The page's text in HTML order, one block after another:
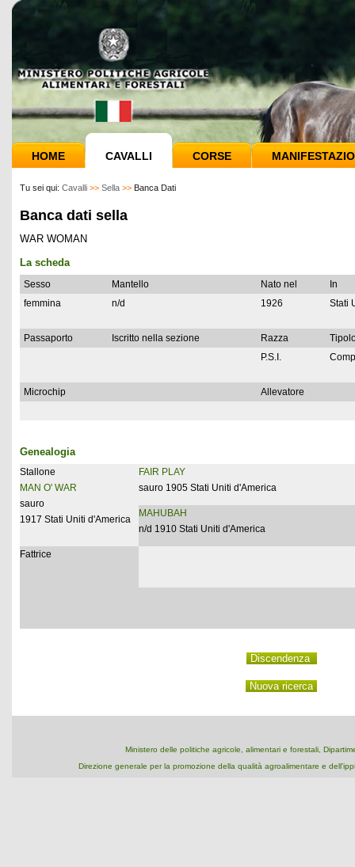
HOME CAVALLI CORSE
Tu sei qui: Cavalli >> Sella >> Banca Dati
Banca dati sella
WAR WOMAN
La scheda
Sesso Mantello Nato nel
In
femmina
n/d 1926 Stati
Passaporto Iscritto nella sezione Razza
P.S.I.
Microchip Allevatore
Genealogia
Stallone
MAN O' WAR
sauro
1917 Stati Uniti d'America
FAIR PLAY
sauro 1905 Stati Uniti d'America
MAHUBAH
n/d 1910 Stati Uniti d'America
Fattrice
Ministero delle politiche agricole, alimentari e forestali,
Direzione generale per la promozione della qualità agroalimentare e